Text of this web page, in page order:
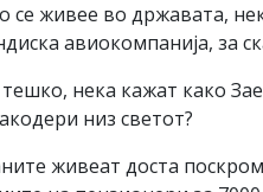
се живее во државата,
авиокомпанија, за
нека кажат како
низ светот?
живеат доста